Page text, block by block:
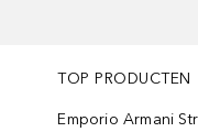
TOP PRODUCTEN
Emporio Armani